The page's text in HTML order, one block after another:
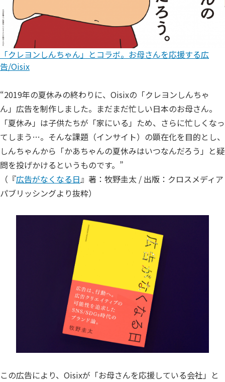
「クレヨンしんちゃん」とコラボ。お母さんを応援する広
告/Oisix
“2019年の夏休みの終わりに、Oisixの「クレヨンしんちゃ
ん」広告を制作しました。まだまだ忙しい日本のお母さん。
「夏休み」は子供たちが「家にいる」ため、さらに忙しくなっ
てしまう…。そんな課題（インサイト）の顕在化を目的とし、
しんちゃんから「かあちゃんの夏休みはいつなんだろう」と疑
問を投げかけるというものです。”
（『広告がなくなる日』著：牧野圭太 / 出版：クロスメディア
パブリッシングより抜粋）
この広告により、Oisixが「お母さんを応援している会社」と